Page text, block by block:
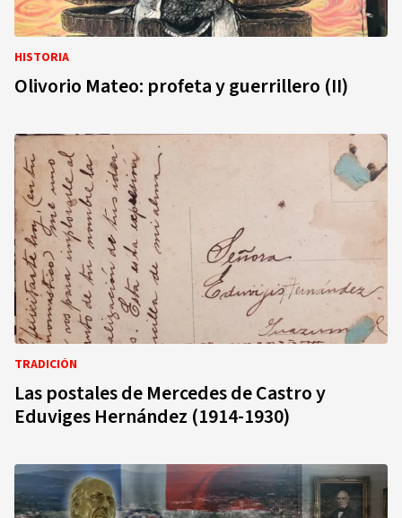
HISTORIA
Olivorio Mateo: profeta y guerrillero (II)
TRADICIÓN
Las postales de Mercedes de Castro y
Eduviges Hernández (1914-1930)